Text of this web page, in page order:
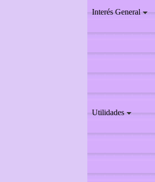
Interés General
Utilidades